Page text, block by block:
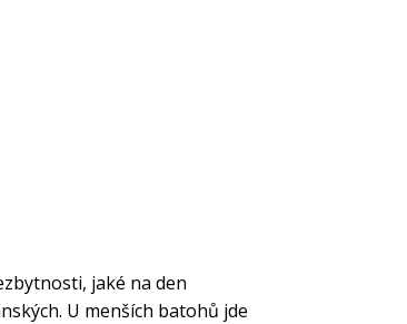
jaké na den
U menších batohů jde